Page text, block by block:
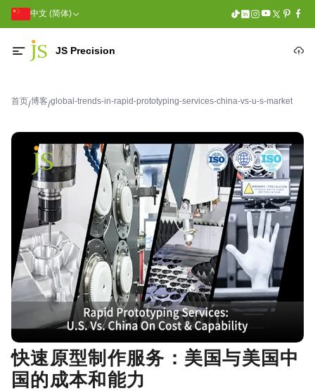
中文 (简体)
JS Precision
首页/博客/global-trends-in-rapid-prototyping-services-china-vs-u-s-market
快速原型制作服务：美国与美国中
国的成本和能力